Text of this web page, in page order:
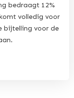
bedraagt 12%
volledig voor
bijtelling voor de